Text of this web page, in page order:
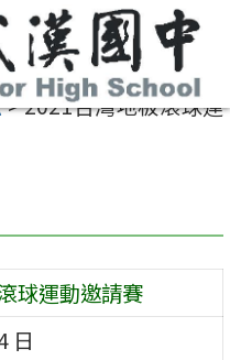
>2021台灣地板滾球運
球運動邀請賽
日